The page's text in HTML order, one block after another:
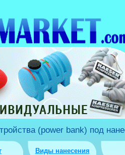
(power bank) под
Виды нанесения